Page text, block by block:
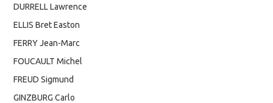
DURRELL Lawrence
ELLIS Bret Easton
FERRY Jean-Marc
FOUCAULT Michel
FREUD Sigmund
GINZBURG Carlo